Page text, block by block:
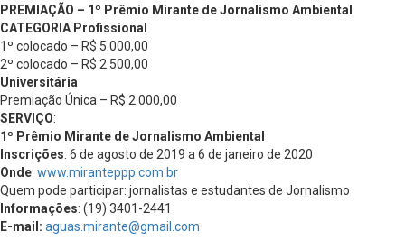
PREMIAÇÃO – 1º Prêmio Mirante de Jornalismo Ambiental
CATEGORIA Profissional
1º colocado – R$ 5.000,00
2º colocado – R$ 2.500,00
Universitária
Premiação Única – R$ 2.000,00
SERVIÇO:
1º Prêmio Mirante de Jornalismo Ambiental
Inscrições: 6 de agosto de 2019 a 6 de janeiro de 2020
Onde: www.miranteppp.com.br
Quem pode participar: jornalistas e estudantes de Jornalismo
Informações: (19) 3401-2441
E-mail: aguas.mirante@gmail.com